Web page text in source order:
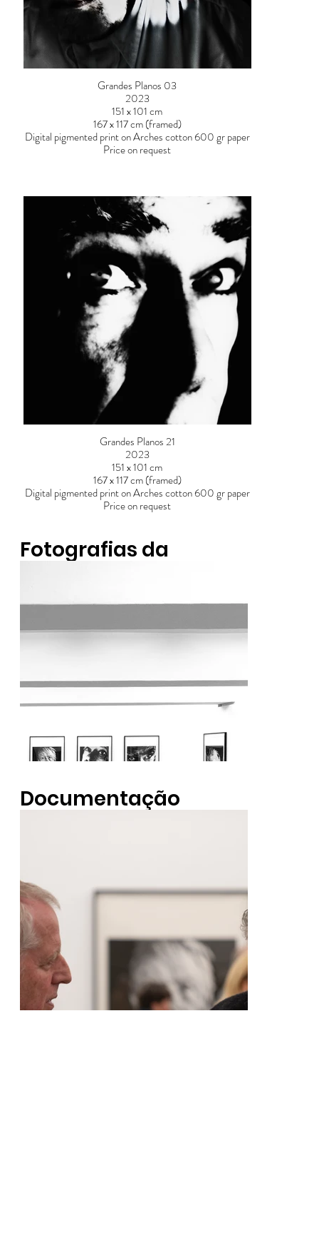
Grandes Planos 03
2023
151 x 101 cm
167 x 117 cm (framed)
Digital pigmented print on Arches cotton 600 gr paper
Price on request
Grandes Planos 21
2023
151 x 101 cm
167 x 117 cm (framed)
Digital pigmented print on Arches cotton 600 gr paper
Price on request
Fotografias da
Documentação